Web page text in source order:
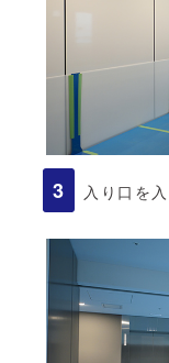
入り口を